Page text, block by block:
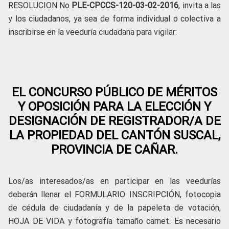
RESOLUCION No PLE-CPCCS-120-03-02-2016, invita a las
y los ciudadanos, ya sea de forma individual o colectiva a
inscribirse en la veeduría ciudadana para vigilar:
EL CONCURSO PÚBLICO DE MÉRITOS
Y OPOSICIÓN PARA LA ELECCIÓN Y
DESIGNACIÓN DE REGISTRADOR/A DE
LA PROPIEDAD DEL CANTÓN SUSCAL,
PROVINCIA DE CAÑAR.
Los/as interesados/as en participar en las veedurías
deberán llenar el FORMULARIO INSCRIPCIÓN, fotocopia
de cédula de ciudadanía y de la papeleta de votación,
HOJA DE VIDA y fotografía tamaño carnet. Es necesario